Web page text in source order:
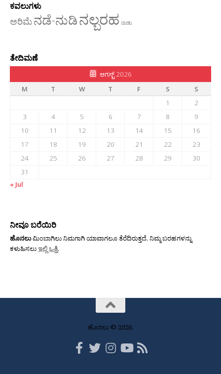
ಕವಲುಗಳು
ಅರಿಮೆನಡೆ-ನುಡಿನಲ್ಬರಹ ನಾಡು
ತೇದಿಮಣೆ
ಆಗಸ್ಟ್ 2026
M
T W T F S
S
1
2
3
4 5 6 7 8
9
10
11 12 13 14 15
16
17
18 19 20 21 22
23
24
25 26 27 28 29
30
31
« Jul
ನೀವೂ ಬರೆಯಿರಿ
ಹೊನಲುಮಿಂಬಾಗಿಲು ನಿಮಗಾಗಿ ಯಾವಾಗಲೂ ತೆರೆದಿರುತ್ತದೆ. ನಿಮ್ಮ ಬರಹಗಳನ್ನು
ಕಳುಹಿಸಲುಇಲ್ಲಿ ಒತ್ತಿ.
ಹೊನಲು © 2026.